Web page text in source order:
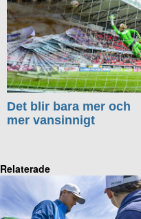
Det blir bara mer och
mer vansinnigt
Relaterade